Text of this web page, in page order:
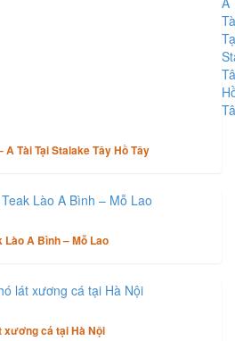
Tài Tại Stalake Tây Hồ Tây
A Bình – Mỗ Lao
xương cá tại Hà Nội